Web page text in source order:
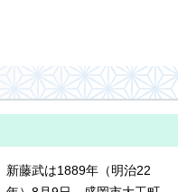
新藤武は1889年（明治22